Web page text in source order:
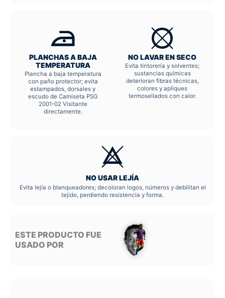
PLANCHAS A BAJA
TEMPERATURA
Plancha a baja temperatura
con paño protector; evita
estampados, dorsales y
escudo de Camiseta PSG
2001-02 Visitante
directamente.
NO LAVAR EN SECO
Evita tintorería y solventes;
sustancias químicas
deterioran fibras técnicas,
colores y apliques
termosellados con calor.
NO USAR LEJÍA
Evita lejía o blanqueadores; decoloran logos, números y debilitan el
tejido, perdiendo resistencia y forma.
ESTE PRODUCTO FUE
USADO POR